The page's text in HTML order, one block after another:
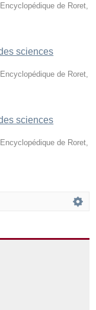
Encyclopédique de Roret
sciences
Encyclopédique de Roret
sciences
Encyclopédique de Roret